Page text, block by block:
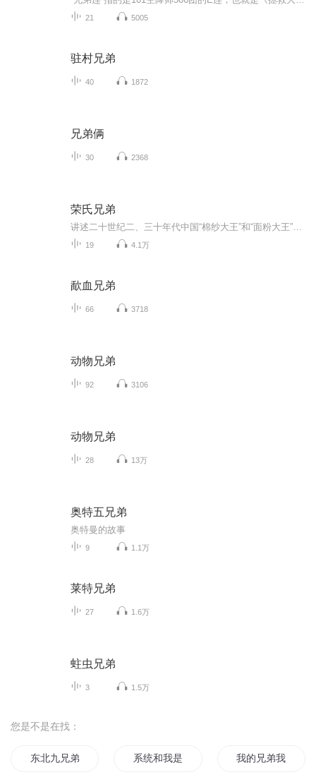
21 5005
驻村兄弟
40 1872
兄弟俩
30 2368
荣氏兄弟
19 4.1万
歃血兄弟
66 3718
动物兄弟
92 3106
动物兄弟
28 13万
奥特五兄弟
奥特曼的故事
9 1.1万
莱特兄弟
27 1.6万
蛀虫兄弟
3 1.5万
您是不是在找：
东北九兄弟 系统和我是兄弟 我的兄弟我的传说